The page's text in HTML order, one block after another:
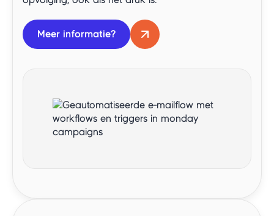
Meer informatie?